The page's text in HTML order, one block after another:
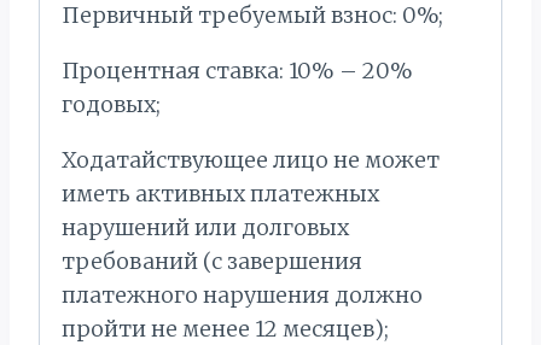
Первичный требуемый взнос: 0%;
Процентная ставка: 10% – 20%
годовых;
Ходатайствующее лицо не может
иметь активных платежных
нарушений или долговых
требований (с завершения
платежного нарушения должно
пройти не менее 12 месяцев);